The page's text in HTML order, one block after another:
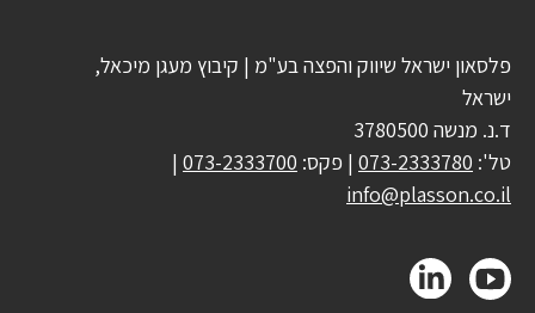
פלסאון ישראל שיווק והפצה בע"מ | קיבוץ מעגן מיכאל,
ישראל
ד.נ. מנשה 3780500
טל': 073-2333780 | פקס: 073-2333700
|
info@plasson.co.il